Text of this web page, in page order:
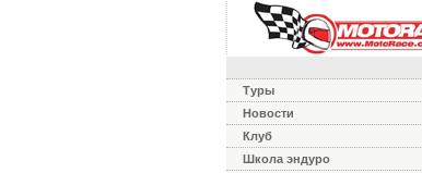
Туры
Новости
Клуб
Школа эндуро